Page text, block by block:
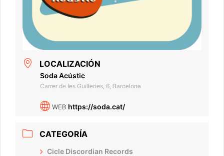
LOCALIZACIÓN
Soda Acústic
Carrer de les Guilleries, 6, Barcelona
WEB https://soda.cat/
CATEGORÍA
Cicle Discordian Records